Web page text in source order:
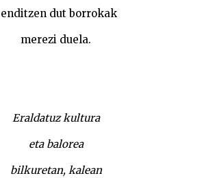
dut borrokak
merezi duela.
Eraldatuz kultura
eta balorea
bilkuretan, kalean